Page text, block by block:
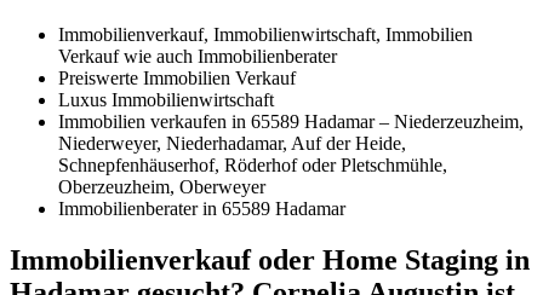
Immobilienverkauf, Immobilienwirtschaft, Immobilien
Verkauf wie auch Immobilienberater
Preiswerte Immobilien Verkauf
Luxus Immobilienwirtschaft
Immobilien verkaufen in 65589 Hadamar – Niederzeuzheim,
Niederweyer, Niederhadamar, Auf der Heide,
Schnepfenhäuserhof, Röderhof oder Pletschmühle,
Oberzeuzheim, Oberweyer
Immobilienberater in 65589 Hadamar
Immobilienverkauf oder Home Staging in